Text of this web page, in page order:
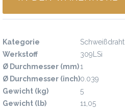
Kategorie
Schweißdraht
Werkstoff
309LSi
Ø Durchmesser (mm)1
Ø Durchmesser (inch)0.039
Gewicht (kg)
5
Gewicht (lb)
11,05